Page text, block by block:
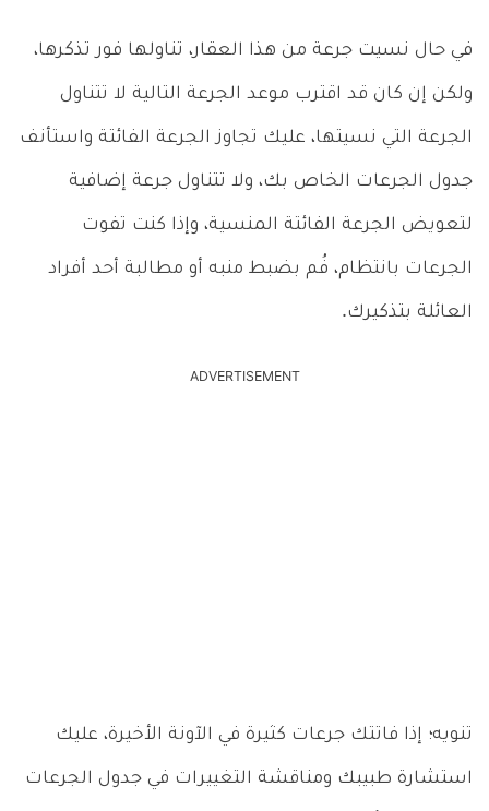
في حال نسيت جرعة من هذا العقار، تناولها فور تذكرها،
ولكن إن كان قد اقترب موعد الجرعة التالية لا تتناول
الجرعة التي نسيتها، عليك تجاوز الجرعة الفائتة واستأنف
جدول الجرعات الخاص بك، ولا تتناول جرعة إضافية
لتعويض الجرعة الفائتة المنسية، وإذا كنت تفوت
الجرعات بانتظام، فُم بضبط منبه أو مطالبة أحد أفراد
العائلة بتذكيرك.
ADVERTISEMENT
تنويه؛ إذا فاتتك جرعات كثيرة في الآونة الأخيرة، عليك
استشارة طبيبك ومناقشة التغييرات في جدول الجرعات